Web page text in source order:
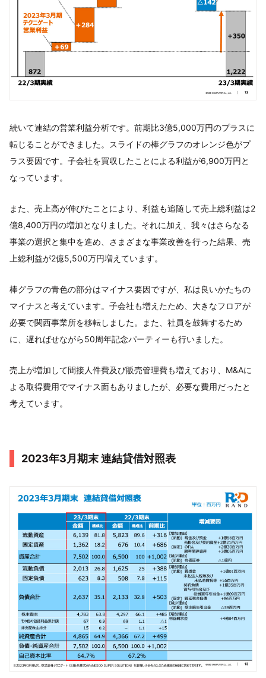
続いて連結の営業利益分析です。前期比3億5,000万円のプラスに
転じることができました。スライドの棒グラフのオレンジ色がプ
ラス要因です。子会社を買収したことによる利益が6,900万円と
なっています。
また、売上高が伸びたことにより、利益も追随して売上総利益は2
億8,400万円の増加となりました。それに加え、我々はさらなる
事業の選択と集中を進め、さまざまな事業改善を行った結果、売
上総利益が2億5,500万円増えています。
棒グラフの青色の部分はマイナス要因ですが、私は良いかたちの
マイナスと考えています。子会社も増えたため、大きなフロアが
必要で関西事業所を移転しました。また、社員を鼓舞するため
に、遅ればせながら50周年記念パーティーも行いました。
売上が増加して間接人件費及び販売管理費も増えており、M&Aに
よる取得費用でマイナス面もありましたが、必要な費用だったと
考えています。
2023年3月期末 連結貸借対照表